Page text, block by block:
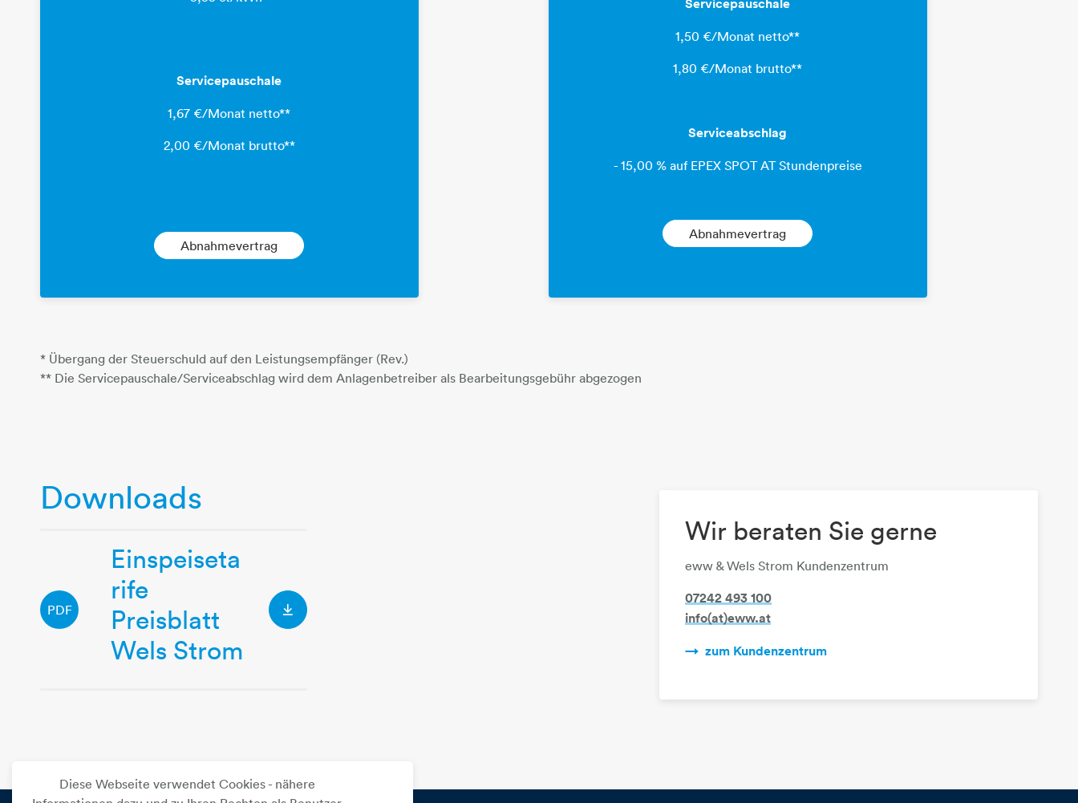
Servicepauschale
1,67 €/Monat netto**
2,00 €/Monat brutto**
Abnahmevertrag
Servicepauschale
1,50 €/Monat netto**
1,80 €/Monat brutto**
Serviceabschlag
- 15,00 % auf EPEX SPOT AT Stundenpreise
Abnahmevertrag
* Übergang der Steuerschuld auf den Leistungsempfänger (Rev.)
** Die Servicepauschale/Serviceabschlag wird dem Anlagenbetreiber als Bearbeitungsgebühr abgezogen
Downloads
PDF
Einspeiseta
rife
Preisblatt
Wels Strom
Wels-Strom-Preisblatt-Einspeisetarife.pdf
Wir beraten Sie gerne
eww & Wels Strom Kundenzentrum
07242 493 100
info(at)eww.at
zum Kundenzentrum
Diese Webseite verwendet Cookies - nähere